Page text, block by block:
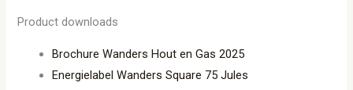
Product downloads
Brochure Wanders Hout en Gas 2025
Energielabel Wanders Square 75 Jules